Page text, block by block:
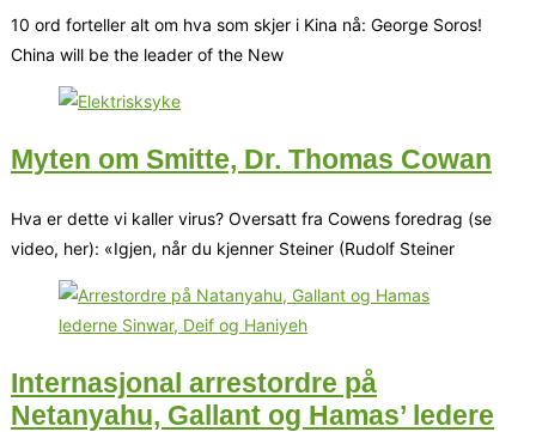
10 ord forteller alt om hva som skjer i Kina nå: George Soros!
China will be the leader of the New
Myten om Smitte, Dr. Thomas Cowan
Hva er dette vi kaller virus? Oversatt fra Cowens foredrag (se
video, her): «Igjen, når du kjenner Steiner (Rudolf Steiner
Internasjonal arrestordre på
Netanyahu, Gallant og Hamas’ ledere